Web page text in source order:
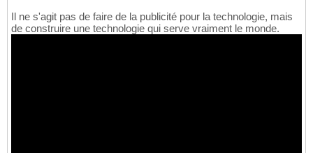
Il ne s'agit pas de faire de la publicité pour la technologie, mais
de construire une technologie qui serve vraiment le monde.